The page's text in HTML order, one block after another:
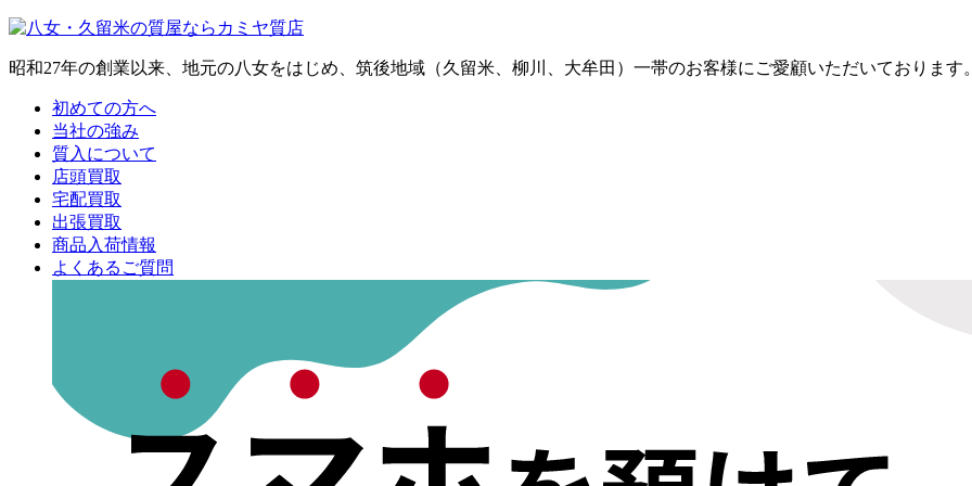
昭和27年の創業以来、地元の八女をはじめ、筑後地域（久留米、柳川、大牟田）一帯のお客様にご愛顧いただいております
初めての方へ
当社の強み
質入について
店頭買取
宅配買取
出張買取
商品入荷情報
よくあるご質問